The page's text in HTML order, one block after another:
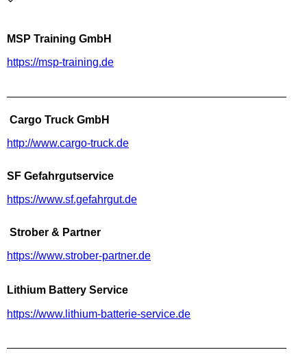
MSP Training GmbH
https://msp-training.de
Cargo Truck GmbH
http://www.cargo-truck.de
SF Gefahrgutservice
https://www.sf.gefahrgut.de
Strober & Partner
https://www.strober-partner.de
Lithium Battery Service
https://www.lithium-batterie-service.de